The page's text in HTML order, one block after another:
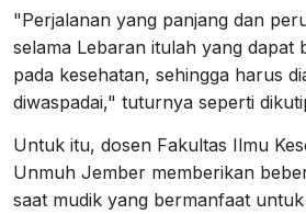
"Perjalanan yang panjang dan
selama Lebaran itulah yang dapat
pada kesehatan, sehingga harus
diwaspadai," tuturnya seperti
Untuk itu, dosen Fakultas Ilmu
Unmuh Jember memberikan
saat mudik yang bermanfaat